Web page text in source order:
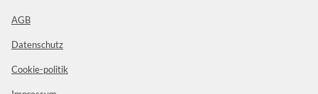
AGB
Datenschutz
Cookie-politik